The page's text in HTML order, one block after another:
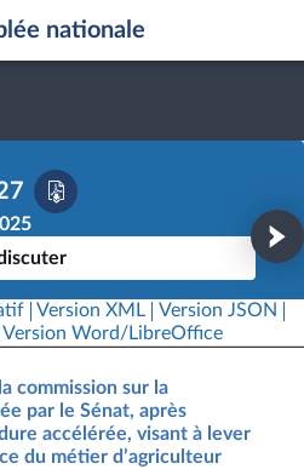
nationale
Version XML
Version JSON
Version Word/LibreOffice
commission sur la
par le Sénat, après
accélérée, visant à lever
du métier d’agriculteur